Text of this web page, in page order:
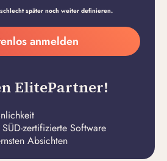
später noch weiter definieren.
anmelden
ElitePartner!
zertifizierte Software
Absichten